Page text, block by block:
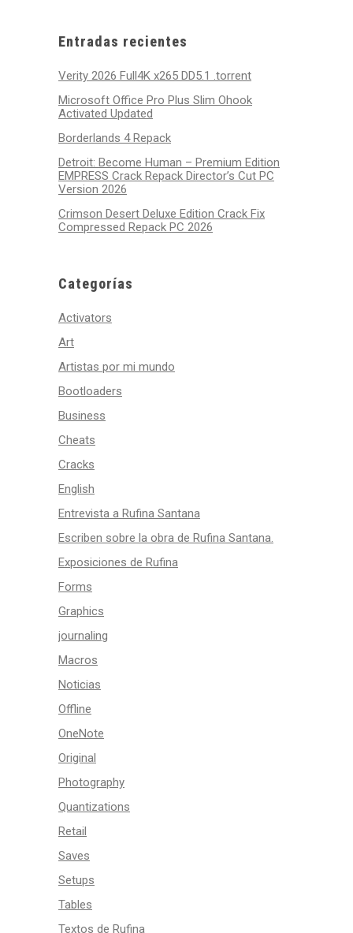
Entradas recientes
Verity 2026 Full4K x265 DD5.1 .torrent
Microsoft Office Pro Plus Slim Ohook
Activated Updated
Borderlands 4 Repack
Detroit: Become Human – Premium Edition
EMPRESS Crack Repack Director’s Cut PC
Version 2026
Crimson Desert Deluxe Edition Crack Fix
Compressed Repack PC 2026
Categorías
Activators
Art
Artistas por mi mundo
Bootloaders
Business
Cheats
Cracks
English
Entrevista a Rufina Santana
Escriben sobre la obra de Rufina Santana.
Exposiciones de Rufina
Forms
Graphics
journaling
Macros
Noticias
Offline
OneNote
Original
Photography
Quantizations
Retail
Saves
Setups
Tables
Textos de Rufina